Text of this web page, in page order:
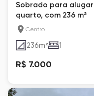
Sobrado para alugar
quarto, com 236 m²
Centro
236m² 1
R$ 7.000